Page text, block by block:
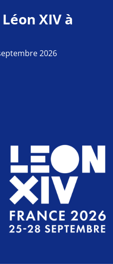
XIV à
2026